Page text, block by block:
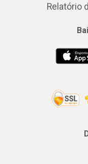
Relatório